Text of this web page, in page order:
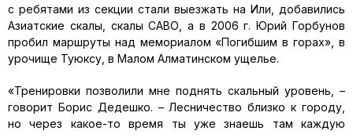
с ребятами из секции стали выезжать на Или, добавились
Азиатские скалы, скалы САВО, а в 2006 г. Юрий Горбунов
пробил маршруты над мемориалом «Погибшим в горах», в
урочище Туюксу, в Малом Алматинском ущелье.
«Тренировки позволили мне поднять скальный уровень, –
говорит Борис Дедешко. – Лесничество близко к городу,
но через какое-то время ты уже знаешь там каждую